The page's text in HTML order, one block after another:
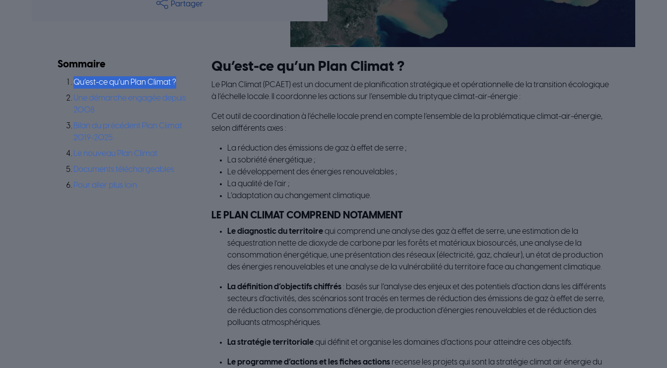
Partager
Sommaire
Qu’est-ce qu’un Plan Climat ?
Une démarche engagée depuis
2008
Bilan du précédent Plan Climat
2019-2025
Le nouveau Plan Climat
Documents téléchargeables
Pour aller plus loin
Qu’est-ce qu’un Plan Climat ?
Le Plan Climat (PCAET) est un document de planification stratégique et opérationnelle de la transition écologique
à l’échelle locale. Il coordonne les actions sur l’ensemble du triptyque climat-air-énergie :
Cet outil de coordination à l’échelle locale prend en compte l’ensemble de la problématique climat-air-énergie,
selon différents axes :
La réduction des émissions de gaz à effet de serre ;
La sobriété énergétique ;
Le développement des énergies renouvelables ;
La qualité de l’air ;
L’adaptation au changement climatique.
LE PLAN CLIMAT COMPREND NOTAMMENT
Le diagnostic du territoirequi comprend une analyse des gaz à effet de serre, une estimation de la
séquestration nette de dioxyde de carbone par les forêts et matériaux biosourcés, une analyse de la
consommation énergétique, une présentation des réseaux (électricité, gaz, chaleur), un état de production
des énergies renouvelables et une analyse de la vulnérabilité du territoire face au changement climatique.
La définition d’objectifs chiffrés: basés sur l’analyse des enjeux et des potentiels d’action dans les différents
secteurs d’activités, des scénarios sont tracés en termes de réduction des émissions de gaz à effet de serre,
de réduction des consommations d’énergie, de production d’énergies renouvelables et de réduction des
polluants atmosphériques.
La stratégie territorialequi définit et organise les domaines d’actions pour atteindre ces objectifs.
Le programme d’actions et les fiches actions recense les projets qui sont la stratégie climat air énergie du